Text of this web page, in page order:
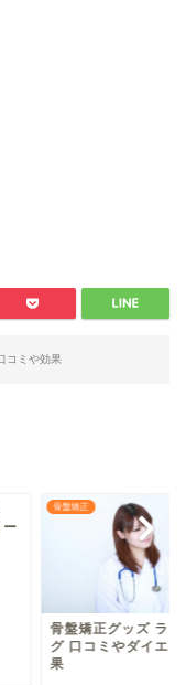
コミや効果
骨盤矯正
骨盤矯正グッズ ラン
グ 口コミやダイエ
果